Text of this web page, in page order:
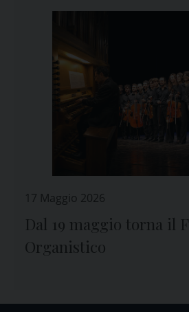
17 Maggio 2026
Dal 19 maggio torna il
Organistico